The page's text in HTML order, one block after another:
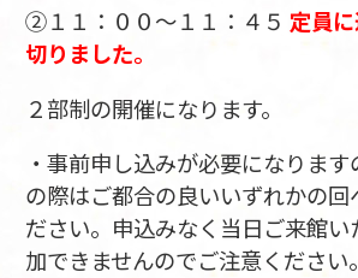
②１１：００～１１：４５ 定員
切りました。
２部制の開催になります。
・事前申し込みが必要になりま
の際はご都合の良いいずれかの回
ださい。申込みなく当日ご来館い
加できませんのでご注意ください。